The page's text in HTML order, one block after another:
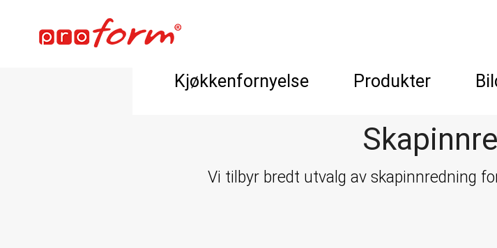
Kjøkkenfornyelse Produkter
Vi tilbyr bredt utvalg av skapinnredning